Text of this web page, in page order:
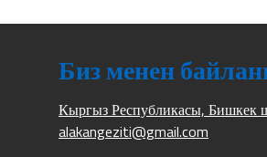
Биз менен
Кыргыз Республикасы, Бишкек
alakangeziti@gmail.com